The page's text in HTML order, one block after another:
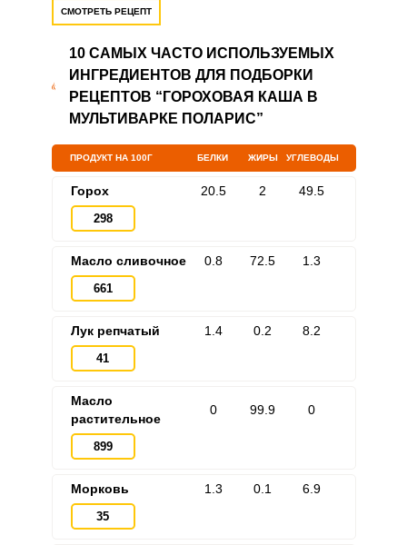
СМОТРЕТЬ РЕЦЕПТ
10 САМЫХ ЧАСТО ИСПОЛЬЗУЕМЫХ
ИНГРЕДИЕНТОВ ДЛЯ ПОДБОРКИ
РЕЦЕПТОВ “ГОРОХОВАЯ КАША В
МУЛЬТИВАРКЕ ПОЛАРИС”
ПРОДУКТ НА 100Г БЕЛКИ ЖИРЫ УГЛЕВОДЫ
Горох
298
20.5 2 49.5
Масло сливочное
661
0.8 72.5 1.3
Лук репчатый
41
1.4 0.2 8.2
Масло
растительное
899
0 99.9 0
Морковь
35
1.3 0.1 6.9
ВХОД НА САЙТ
с помощью социальных сетей:
или